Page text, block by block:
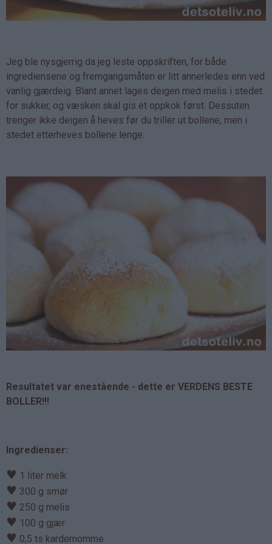
Jeg ble nysgjerrig da jeg leste oppskriften, for både
ingrediensene og fremgangsmåten er litt annerledes enn ved
vanlig gjærdeig. Blant annet lages deigen med melis i stedet
for sukker, og væsken skal gis et oppkok først. Dessuten
trenger ikke deigen å heves før du triller ut bollene, men i
stedet etterheves bollene lenge.
Resultatet var enestående - dette er VERDENS BESTE
BOLLER!!!
Ingredienser:
♥ 1 liter melk
♥ 300 g smør
♥ 250 g melis
♥ 100 g gjær
♥ 0,5 ts kardemomme